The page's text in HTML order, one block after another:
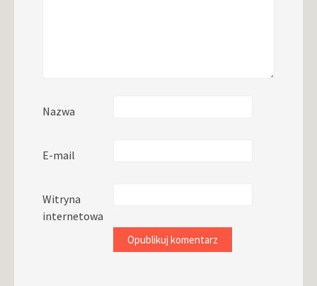
Nazwa
E-mail
Witryna
internetowa